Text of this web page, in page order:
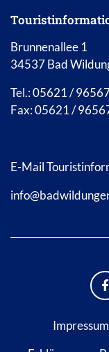
Brunnenallee 1
34537 Bad
Tel.: 05621 /
Fax: 05621 /
E-Mail
Impressum